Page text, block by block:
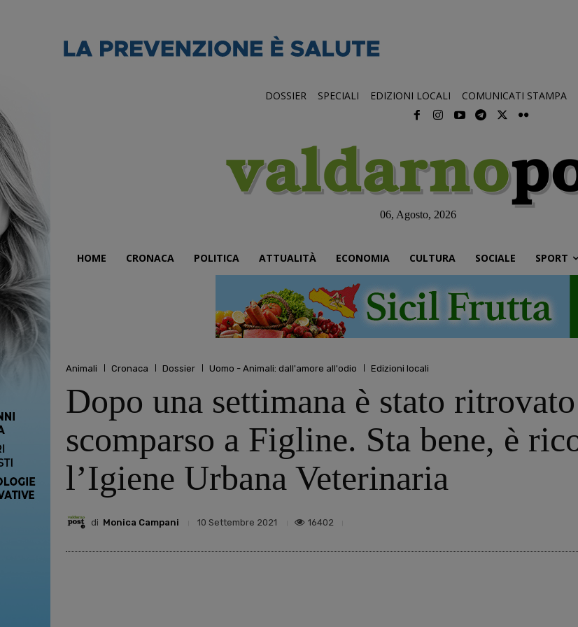
DOSSIER SPECIALI EDIZIONI LOCALI COMUNICATI STAMPA
06, Agosto, 2026
HOME CRONACA POLITICA ATTUALITÀ ECONOMIA CULTURA SOCIALE SPORT
Animali Cronaca Dossier Uomo - Animali: dall'amore all'odio Edizioni locali
Dopo una settimana è stato
scomparso a Figline. Sta bene, è
l’Igiene Urbana Veterinaria
di Monica Campani 10 Settembre 2021 16402